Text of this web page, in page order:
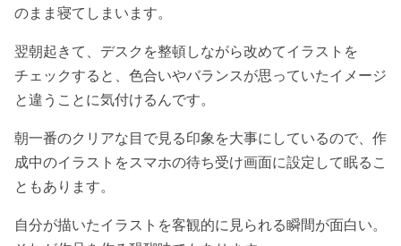
のまま寝てしまいます。
翌朝起きて、デスクを整頓しながら改めてイラストを
チェックすると、色合いやバランスが思っていたイメージ
と違うことに気付けるんです。
朝一番のクリアな目で見る印象を大事にしているので、作
成中のイラストをスマホの待ち受け画面に設定して眠るこ
ともあります。
自分が描いたイラストを客観的に見られる瞬間が面白い。